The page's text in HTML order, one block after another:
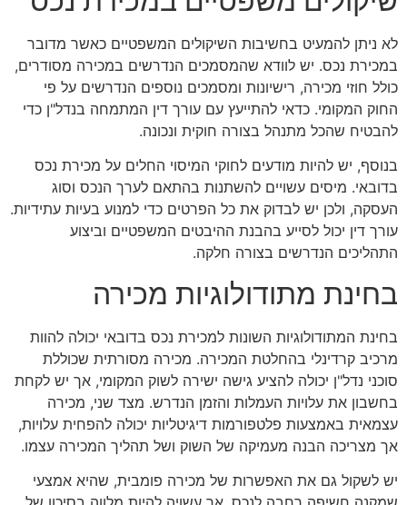
לא ניתן להמעיט בחשיבות השיקולים המשפטיים כאשר מדובר
במכירת נכס. יש לוודא שהמסמכים הנדרשים במכירה מסודרים,
כולל חוזי מכירה, רישיונות ומסמכים נוספים הנדרשים על פי
החוק המקומי. כדאי להתייעץ עם עורך דין המתמחה בנדל"ן כדי
להבטיח שהכל מתנהל בצורה חוקית ונכונה.
בנוסף, יש להיות מודעים לחוקי המיסוי החלים על מכירת נכס
בדובאי. מיסים עשויים להשתנות בהתאם לערך הנכס וסוג
העסקה, ולכן יש לבדוק את כל הפרטים כדי למנוע בעיות עתידיות.
עורך דין יכול לסייע בהבנת ההיבטים המשפטיים וביצוע
התהליכים הנדרשים בצורה חלקה.
בחינת מתודולוגיות מכירה
בחינת המתודולוגיות השונות למכירת נכס בדובאי יכולה להוות
מרכיב קרדינלי בהחלטת המכירה. מכירה מסורתית שכוללת
סוכני נדל"ן יכולה להציע גישה ישירה לשוק המקומי, אך יש לקחת
בחשבון את עלויות העמלות והזמן הנדרש. מצד שני, מכירה
עצמאית באמצעות פלטפורמות דיגיטליות יכולה להפחית עלויות,
אך מצריכה הבנה מעמיקה של השוק ושל תהליך המכירה עצמו.
יש לשקול גם את האפשרות של מכירה פומבית, שהיא אמצעי